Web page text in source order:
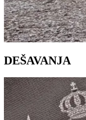
DEŠAVANJA